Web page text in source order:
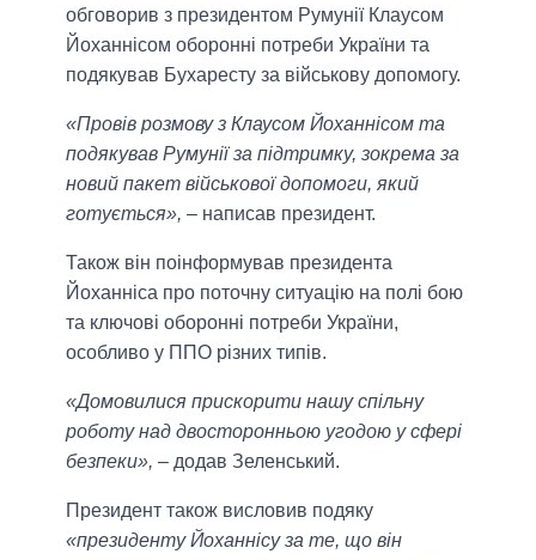
обговорив з президентом Румунії Клаусом
Йоханнісом оборонні потреби України та
подякував Бухаресту за військову допомогу.
«Провів розмову з Клаусом Йоханнісом та
подякував Румунії за підтримку, зокрема за
новий пакет військової допомоги, який
готується», – написав президент.
Також він поінформував президента
Йоханніса про поточну ситуацію на полі бою
та ключові оборонні потреби України,
особливо у ППО різних типів.
«Домовилися прискорити нашу спільну
роботу над двосторонньою угодою у сфері
безпеки», – додав Зеленський.
Президент також висловив подяку
«президенту Йоханнісу за те, що він